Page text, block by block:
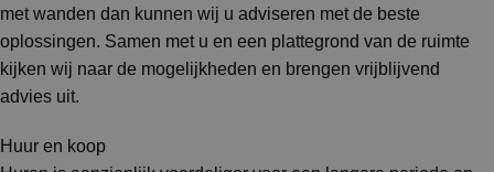
met wanden dan kunnen wij u adviseren met de beste
oplossingen. Samen met u en een plattegrond van de ruimte
kijken wij naar de mogelijkheden en brengen vrijblijvend
advies uit.
Huur en koop